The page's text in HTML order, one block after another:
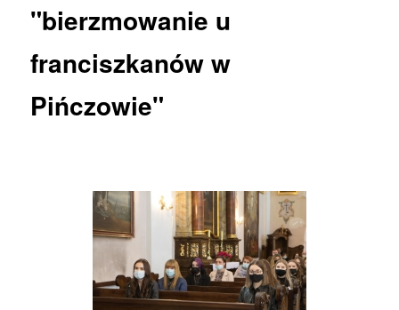
"bierzmowanie u
franciszkanów w
Pińczowie"